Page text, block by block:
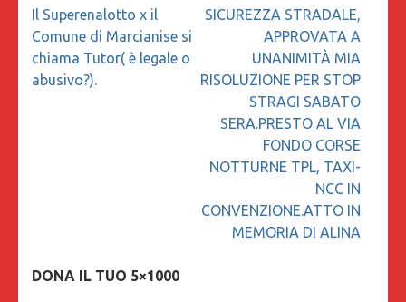
Navigazione
articoli
Il Superenalotto x il
Comune di Marcianise si
chiama Tutor( è legale o
abusivo?).
SICUREZZA STRADALE,
APPROVATA A
UNANIMITÀ MIA
RISOLUZIONE PER STOP
STRAGI SABATO
SERA.PRESTO AL VIA
FONDO CORSE
NOTTURNE TPL, TAXI-
NCC IN
CONVENZIONE.ATTO IN
MEMORIA DI ALINA
DONA IL TUO 5×1000